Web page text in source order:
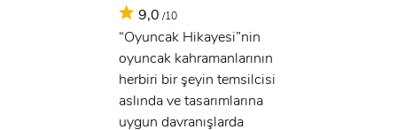
9,0 /10
“Oyuncak Hikayesi”nin
oyuncak kahramanlarının
herbiri bir şeyin temsilcisi
aslında ve tasarımlarına
uygun davranışlarda